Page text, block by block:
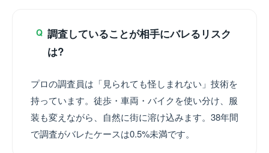
Q 調査していることが相手にバレるリスク
は?
プロの調査員は「見られても怪しまれない」技術を
持っています。徒歩・車両・バイクを使い分け、服
装も変えながら、自然に街に溶け込みます。38年間
で調査がバレたケースは0.5%未満です。